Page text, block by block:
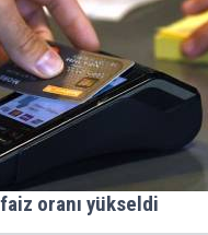
oranı yükseldi